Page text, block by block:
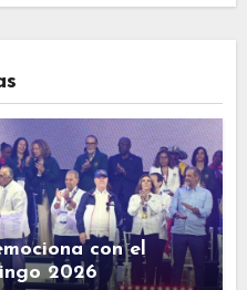
con el
2026